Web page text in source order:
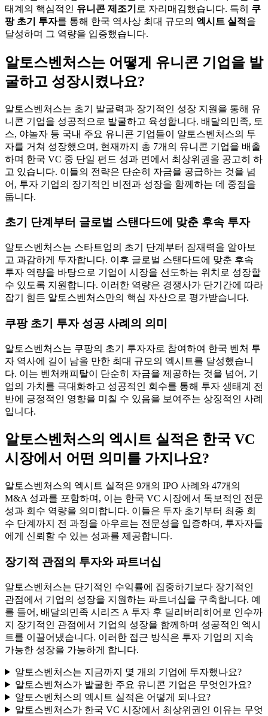
태계의 핵심적인 유니콘 제조기 로 자리매김했습니다. 특히 쿠
팡 초기 투자를 통해 한국 역사상 최대 규모의 엑시트 실적 을
달성하며 그 역량을 입증했습니다.
알토스벤처스는 어떻게 유니콘 기업을 발
굴하고 성장시켰나요?
알토스벤처스는 초기 발굴력과 장기적인 성장 지원을 통해 유
니콘 기업을 성공적으로 발굴하고 육성합니다. 배달의민족, 토
스, 야놀자 등 국내 주요 유니콘 기업들이 알토스벤처스의 투
자를 거쳐 성장했으며, 현재까지 총 7개의 유니콘 기업을 배출
하며 한국 VC 중 단일 펀드 성과 면에서 최상위권을 공고히 하
고 있습니다. 이들의 전략은 단순히 자금을 공급하는 것을 넘
어, 투자 기업의 장기적인 비전과 성장을 함께하는 데 중점을
둡니다.
초기 단계부터 글로벌 스탠다드에 맞춘 후속 투자
알토스벤처스는 스타트업의 초기 단계부터 잠재력을 알아보
고 과감하게 투자합니다. 이후 글로벌 스탠다드에 맞춘 후속
투자 역량을 바탕으로 기업이 시장을 선도하는 위치로 성장할
수 있도록 지원합니다. 이러한 역량은 경쟁사가 단기간에 따라
잡기 힘든 알토스벤처스만의 핵심 자산으로 평가받습니다.
쿠팡 초기 투자 성공 사례의 의미
알토스벤처스는 쿠팡의 초기 투자자로 참여하여 한국 벤처 투
자 역사에 길이 남을 만한 최대 규모의 엑시트를 달성했습니
다. 이는 벤처캐피탈이 단순히 자금을 제공하는 것을 넘어, 기
업의 가치를 극대화하고 성공적인 회수를 통해 투자 생태계 전
반에 긍정적인 영향을 미칠 수 있음을 보여주는 상징적인 사례
입니다.
알토스벤처스의 엑시트 실적은 한국 VC
시장에서 어떤 의미를 가지나요?
알토스벤처스의 엑시트 실적은 9개의 IPO 사례와 47개의
M&A 성과를 포함하며, 이는 한국 VC 시장에서 독보적인 전문
성과 회수 역량을 의미합니다. 이들은 투자 초기부터 최종 회
수 단계까지 전 과정을 아우르는 전문성을 입증하며, 투자자들
에게 신뢰할 수 있는 성과를 제공합니다.
장기적 관점의 투자와 파트너십
알토스벤처스는 단기적인 수익률에 집중하기보다 장기적인
관점에서 기업의 성장을 지원하는 파트너십을 구축합니다. 예
를 들어, 배달의민족 시리즈 A 투자 후 딜리버리히어로 인수까
지 장기적인 관점에서 기업의 성장을 함께하며 성공적인 엑시
트를 이끌어냈습니다. 이러한 접근 방식은 투자 기업의 지속
가능한 성장을 가능하게 합니다.
알토스벤처스는 지금까지 몇 개의 기업에 투자했나요?
알토스벤처스가 발굴한 주요 유니콘 기업은 무엇인가요?
알토스벤처스의 엑시트 실적은 어떻게 되나요?
알토스벤처스가 한국 VC 시장에서 최상위권인 이유는 무엇